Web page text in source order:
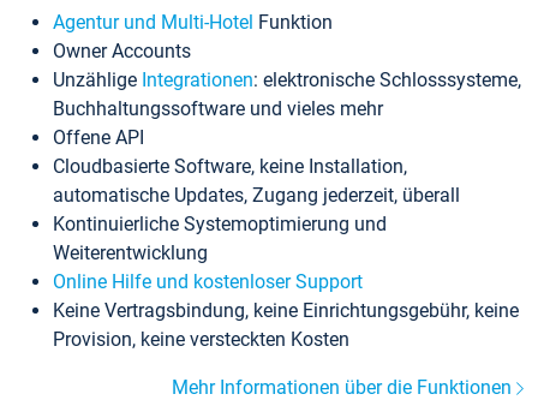
Agentur und Multi-Hotel Funktion
Owner Accounts
Unzählige Integrationen: elektronische Schlosssysteme,
Buchhaltungssoftware und vieles mehr
Offene API
Cloudbasierte Software, keine Installation,
automatische Updates, Zugang jederzeit, überall
Kontinuierliche Systemoptimierung und
Weiterentwicklung
Online Hilfe und kostenloser Support
Keine Vertragsbindung, keine Einrichtungsgebühr, keine
Provision, keine versteckten Kosten
Mehr Informationen über die Funktionen